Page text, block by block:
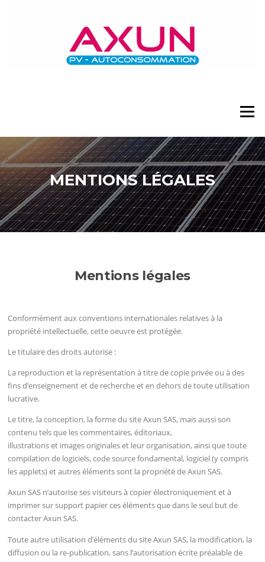
Menu
MENTIONS LÉGALES
Mentions légales
Conformément aux conventions internationales relatives à la
propriété intellectuelle, cette oeuvre est protégée.
Le titulaire des droits autorise :
La reproduction et la représentation à titre de copie privée ou à des
fins d’enseignement et de recherche et en dehors de toute utilisation
lucrative.
Le titre, la conception, la forme du site Axun SAS, mais aussi son
contenu tels que les commentaires, éditoriaux,
illustrations et images originales et leur organisation, ainsi que toute
compilation de logiciels, code source fondamental, logiciel (y compris
les applets) et autres éléments sont la propriété de Axun SAS.
Axun SAS n’autorise ses visiteurs à copier électroniquement et à
imprimer sur support papier ces éléments que dans le seul but de
contacter Axun SAS.
Toute autre utilisation d’éléments du site Axun SAS, la modification, la
diffusion ou la re-publication, sans l’autorisation écrite préalable de